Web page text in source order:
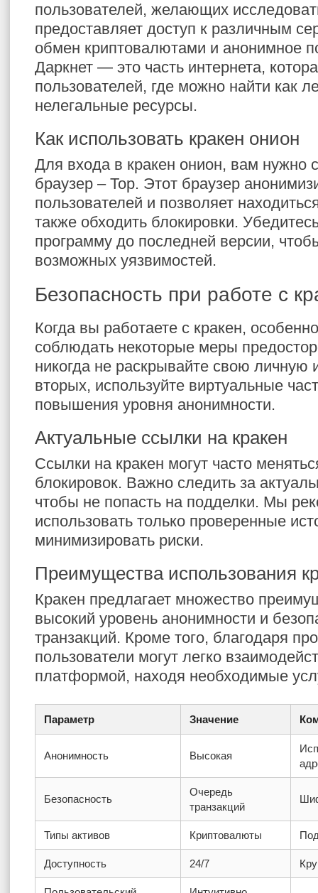
пользователей, желающих
предоставляет доступ к различным
обмен криптовалютами и анонимное
Даркнет — это часть интернета,
пользователей, где можно найти как
нелегальные ресурсы.
Как использовать кракен онион
Для входа в кракен онион, вам нужно
браузер – Тор. Этот браузер
пользователей и позволяет
также обходить блокировки.
программу до последней версии,
возможных уязвимостей.
Безопасность при работе с
Когда вы работаете с кракен,
соблюдать некоторые меры
никогда не раскрывайте свою
вторых, используйте виртуальные
повышения уровня анонимности.
Актуальные ссылки на кракен
Ссылки на кракен могут часто
блокировок. Важно следить за
чтобы не попасть на подделки. Мы
использовать только проверенные
минимизировать риски.
Преимущества использования
Кракен предлагает множество
высокий уровень анонимности и
транзакций. Кроме того, благодаря
пользователи могут легко
платформой, находя необходимые
Параметр Значение
Анонимность Высокая
Безопасность
Очередь
транзакций
Типы активов Криптовалюты
Доступность 24/7